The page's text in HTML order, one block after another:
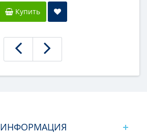
Купить
ИНФОРМАЦИЯ